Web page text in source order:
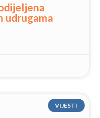
udrugama
VIJESTI